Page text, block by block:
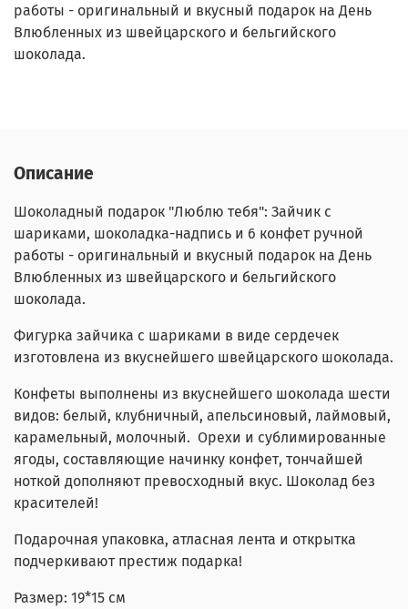
работы - оригинальный и вкусный подарок на День
Влюбленных из швейцарского и бельгийского
шоколада.
Описание
Шоколадный подарок "Люблю тебя": Зайчик с
шариками, шоколадка-надпись и 6 конфет ручной
работы - оригинальный и вкусный подарок на День
Влюбленных из швейцарского и бельгийского
шоколада.
Фигурка зайчика с шариками в виде сердечек
изготовлена из вкуснейшего швейцарского шоколада.
Конфеты выполнены из вкуснейшего шоколада шести
видов: белый, клубничный, апельсиновый, лаймовый,
карамельный, молочный. Орехи и сублимированные
ягоды, составляющие начинку конфет, тончайшей
ноткой дополняют превосходный вкус. Шоколад без
красителей!
Подарочная упаковка, атласная лента и открытка
подчеркивают престиж подарка!
Размер: 19*15 см